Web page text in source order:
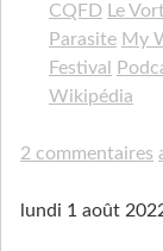
CQFD
Le
Parasite My
Festival
Wikipédia
2 commentaires
lundi 1 août